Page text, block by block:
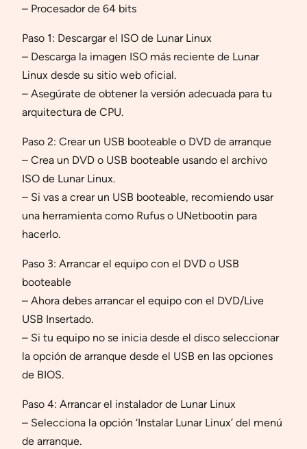
– Procesador de 64 bits
Paso 1: Descargar el ISO de Lunar Linux
– Descarga la imagen ISO más reciente de Lunar
Linux desde su sitio web oficial.
– Asegúrate de obtener la versión adecuada para tu
arquitectura de CPU.
Paso 2: Crear un USB booteable o DVD de arranque
– Crea un DVD o USB booteable usando el archivo
ISO de Lunar Linux.
– Si vas a crear un USB booteable, recomiendo usar
una herramienta como Rufus o UNetbootin para
hacerlo.
Paso 3: Arrancar el equipo con el DVD o USB
booteable
– Ahora debes arrancar el equipo con el DVD/Live
USB Insertado.
– Si tu equipo no se inicia desde el disco seleccionar
la opción de arranque desde el USB en las opciones
de BIOS.
Paso 4: Arrancar el instalador de Lunar Linux
– Selecciona la opción ‘Instalar Lunar Linux’ del menú
de arranque.